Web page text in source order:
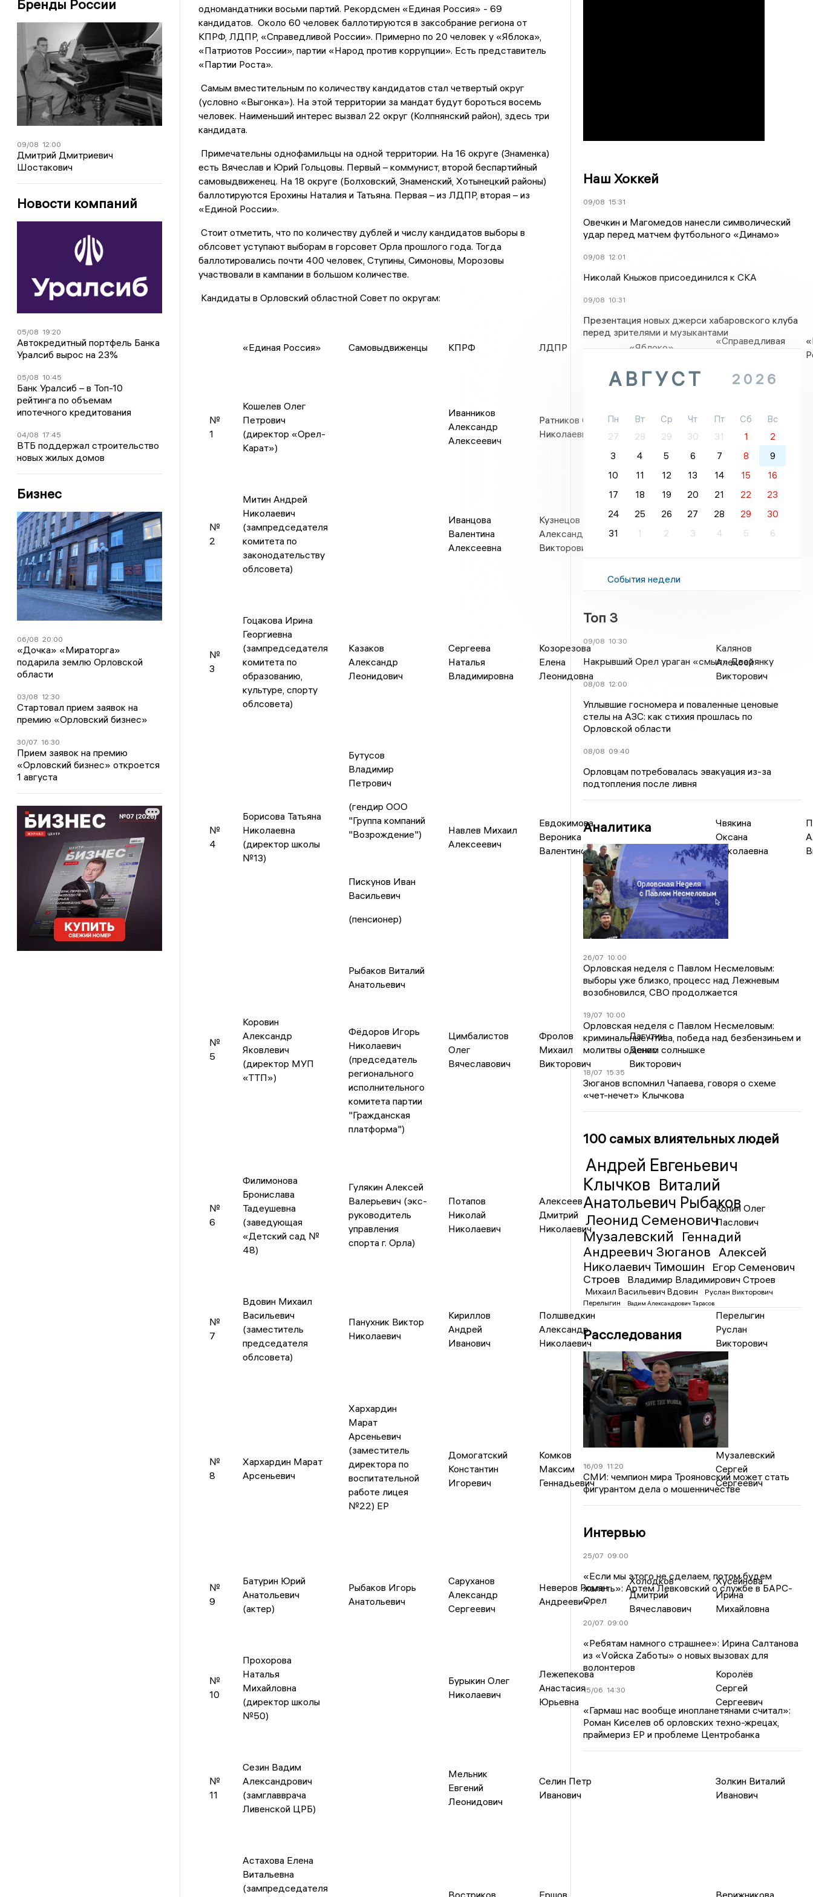
Бренды России
09/08 12:00
Дмитрий Дмитриевич
Шостакович
Новости компаний
05/08 19:20
Автокредитный портфель Банка
Уралсиб вырос на 23%
05/08 10:45
Банк Уралсиб – в Топ-10
рейтинга по объемам
ипотечного кредитования
04/08 17:45
ВТБ поддержал строительство
новых жилых домов
Бизнес
06/08 20:00
«Дочка» «Мираторга»
подарила землю Орловской
области
03/08 12:30
Стартовал прием заявок на
премию «Орловский бизнес»
30/07 16:30
Прием заявок на премию
«Орловский бизнес» откроется
1 августа
одномандатники восьми партий. Рекордсмен «Единая Россия» - 69
кандидатов. Около 60 человек баллотируются в заксобрание региона от
КПРФ, ЛДПР, «Справедливой России». Примерно по 20 человек у «Яблока»,
«Патриотов России», партии «Народ против коррупции». Есть представитель
«Партии Роста».
Самым вместительным по количеству кандидатов стал четвертый округ
(условно «Выгонка»). На этой территории за мандат будут бороться восемь
человек. Наименьший интерес вызвал 22 округ (Колпнянский район), здесь три
кандидата.
Примечательны однофамильцы на одной территории. На 16 округе (Знаменка)
есть Вячеслав и Юрий Гольцовы. Первый – коммунист, второй беспартийный
самовыдвиженец. На 18 округе (Болховский, Знаменский, Хотынецкий районы)
баллотируются Ерохины Наталия и Татьяна. Первая – из ЛДПР, вторая – из
«Единой России».
Стоит отметить, что по количеству дублей и числу кандидатов выборы в
облсовет уступают выборам в горсовет Орла прошлого года. Тогда
баллотировались почти 400 человек, Ступины, Симоновы, Морозовы
участвовали в кампании в большом количестве.
Кандидаты в Орловский областной Совет по округам:
«Единая Россия» Самовыдвиженцы КПРФ ЛДПР «Яблоко»
«Справедливая
№
1
Кошелев Олег
Петрович
(директор «Орел-
Карат»)
Иванников
Александр
Алексеевич
Ратников Олег
Николаевич
Череватенко
Викторович
№
2
Митин Андрей
Николаевич
(зампредседателя
комитета по
законодательству
облсовета)
Иванцова
Валентина
Алексеевна
Кузнецов
Александр
Викторович
Ермаков
Кирилл
№
3
Гоцакова Ирина
Георгиевна
(зампредседателя
комитета по
образованию,
культуре, спорту
облсовета)
Казаков
Александр
Леонидович
Сергеева
Наталья
Владимировна
Козорезова
Елена
Леонидовна
Калянов
Алексей
Викторович
№
4
Борисова Татьяна
Николаевна
(директор школы
№13)
Бутусов
Владимир
Петрович
(гендир ООО
"Группа компаний
"Возрождение")
Пискунов Иван
Васильевич
(пенсионер)
Навлев Михаил
Алексеевич
Евдокимова
Вероника
Валентиновна
Чвякина
Оксана
Николаевна
№
5
Коровин
Александр
Яковлевич
(директор МУП
«ТТП»)
Рыбаков Виталий
Анатольевич
Фёдоров Игорь
Николаевич
(председатель
регионального
исполнительного
комитета партии
"Гражданская
платформа")
Цимбалистов
Олег
Вячеславович
Фролов
Михаил
Викторович
Лагутин
Денис
Викторович
№
6
Филимонова
Бронислава
Тадеушевна
(заведующая
«Детский сад №
48)
Гулякин Алексей
Валерьевич (экс-
руководитель
управления
спорта г. Орла)
Потапов
Николай
Николаевич
Алексеев
Дмитрий
Николаевич
Копин Олег
Ласлович
№
7
Вдовин Михаил
Васильевич
(заместитель
председателя
облсовета)
Панухник Виктор
Николаевич
Кириллов
Андрей
Иванович
Полшведкин
Александр
Николаевич
Перелыгин
Руслан
Викторович
№
8
Хархардин Марат
Арсеньевич
Хархардин
Марат
Арсеньевич
(заместитель
директора по
воспитательной
работе лицея
№22) ЕР
Домогатский
Константин
Игоревич
Комков
Максим
Геннадьевич
Музалевский
Сергей
Сергеевич
№
9
Батурин Юрий
Анатольевич
(актер)
Рыбаков Игорь
Анатольевич
Саруханов
Александр
Сергеевич
Неверов Роман
Андреевич
Холодков
Дмитрий
Вячеславович
Хусейнова
Ирина
Михайловна
№
10
Прохорова
Наталья
Михайловна
(директор школы
№50)
Бурыкин Олег
Николаевич
Лежепекова
Анастасия
Юрьевна
Королёв
Сергей
Сергеевич
№
11
Сезин Вадим
Александрович
(замглавврача
Ливенской ЦРБ)
Мельник
Евгений
Леонидович
Селин Петр
Иванович
Золкин Виталий
Иванович
Астахова Елена
Витальевна
(зампредседателя
Наш Хоккей
09/08 15:31
Овечкин и Магомедов нанесли символический
удар перед матчем футбольного «Динамо»
09/08 12:01
Николай Кныжов присоединился к СКА
09/08 10:31
Презентация новых джерси хабаровского клуба
перед зрителями и музыкантами
АВГУСТ 2026
Пн Вт Ср Чт Пт Сб
Вс
27
28 29 30 31 1
2
3
4 5 6 7 8
9
10
11 12 13 14 15
16
17
18 19 20 21 22
23
24
25 26 27 28 29
30
31
1 2 3 4 5 6
События недели
Топ 3
09/08 10:30
Накрывший Орел ураган «смыл» Дворянку
08/08 12:00
Уплывшие госномера и поваленные ценовые
стелы на АЗС: как стихия прошлась по
Орловской области
08/08 09:40
Орловцам потребовалась эвакуация из-за
подтопления после ливня
Аналитика
26/07 10:00
Орловская неделя с Павлом Несмеловым:
выборы уже близко, процесс над Лежневым
возобновился, СВО продолжается
19/07 10:00
Орловская неделя с Павлом Несмеловым:
криминальные чтива, победа над безбензиньем и
молитвы о ясном солнышке
18/07 15:35
Зюганов вспомнил Чапаева, говоря о схеме
«чет-нечет» Клычкова
100 самых влиятельных людей
Андрей Евгеньевич
Клычков Виталий
Анатольевич Рыбаков
Леонид Семенович
Музалевский Геннадий
Андреевич Зюганов Алексей
Николаевич Тимошин
Егор Семенович
Строев
Владимир Владимирович Строев
Михаил Васильевич Вдовин
Руслан Викторович
Перелыгин
Вадим Александрович Тарасов
Расследования
16/09 11:20
СМИ: чемпион мира Трояновский может стать
фигурантом дела о мошенничестве
Интервью
25/07 09:00
«Если мы этого не сделаем, потом будем
жалеть»: Артем Левковский о службе в БАРС-
Орел
20/07 09:00
«Ребятам намного страшнее»: Ирина Салтанова
из «Vойска Zаботы» о новых вызовах для
волонтеров
15/06 14:30
«Гармаш нас вообще инопланетянами считал»:
Роман Киселев об орловских техно-жрецах,
праймериз ЕР и проблеме Центробанка